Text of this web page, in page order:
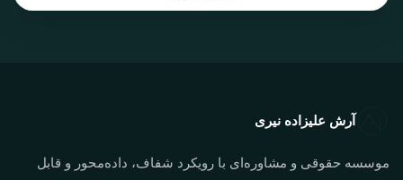
آرش علیزاده نیری
موسسه حقوقی و مشاوره‌ای با رویکرد شفاف، داده‌محور و قابل